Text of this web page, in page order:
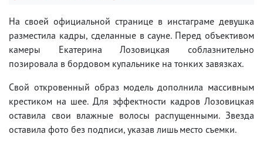
На своей официальной странице в инстаграме девушка
разместила кадры, сделанные в сауне. Перед объективом
камеры Екатерина Лозовицкая соблазнительно
позировала в бордовом купальнике на тонких завязках.
Свой откровенный образ модель дополнила массивным
крестиком на шее. Для эффектности кадров Лозовицкая
оставила свои влажные волосы распущенными. Звезда
оставила фото без подписи, указав лишь место съемки.